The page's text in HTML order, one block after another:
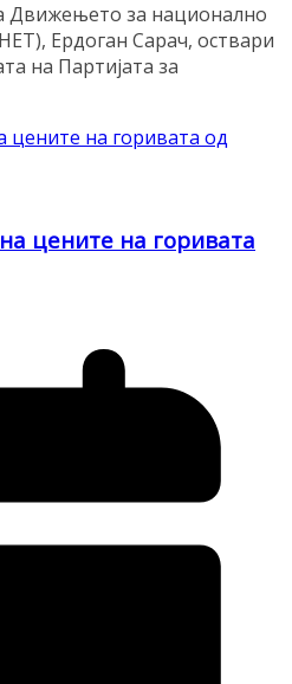
Движењето за национално
Ердоган Сарач, оствари
на Партијата за
цените на горивата